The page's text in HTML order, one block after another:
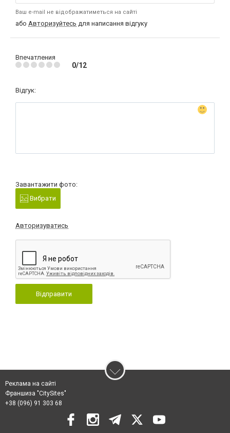
Ваш e-mail не відображатиметься на сайті
або Авторизуйтесь для написання відгуку
Впечатления
0/12
Відгук:
Завантажити фото:
Вибрати
Авторизуватись
Відправити
Реклама на сайті
Франшиза "CitySites"
+38 (096) 91 303 68